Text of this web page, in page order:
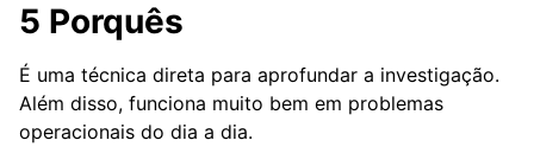
5 Porquês
É uma técnica direta para aprofundar a investigação.
Além disso, funciona muito bem em problemas
operacionais do dia a dia.